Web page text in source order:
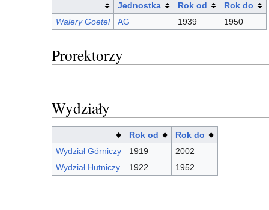
Jednostka Rok od
Rok do
Walery Goetel
AG 1939 1950
Prorektorzy
Wydziały
Rok od
Rok do
Wydział Górniczy
1919
2002
Wydział Hutniczy
1922 1952